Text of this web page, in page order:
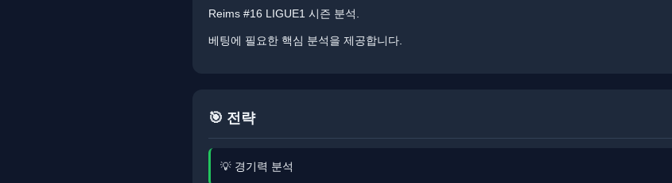
Reims #16 LIGUE1 시즌 분석.
베팅에 필요한 핵심 분석을 제공합니다.
🎯 전략
💡 경기력 분석